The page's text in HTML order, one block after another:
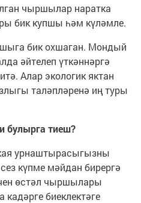
чыршылар наратка
бик купшы һәм күләмле.
бик охшаган. Мондый
әйтелеп үткәннәргә
Алар экологик яктан
таләпләренә иң туры
тиеш?
урнаштырасыгызны
күпме мәйдан бирергә
өстәл чыршылары
биеклектәге